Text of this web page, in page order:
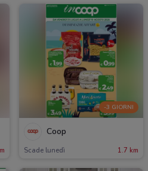
-3 GIORNI
Coop
Scade lunedì 1.7 km